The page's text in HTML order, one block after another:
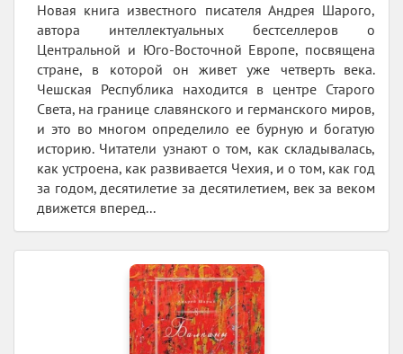
Новая книга известного писателя Андрея Шарого,
автора интеллектуальных бестселлеров о
Центральной и Юго-Восточной Европе, посвящена
стране, в которой он живет уже четверть века.
Чешская Республика находится в центре Старого
Света, на границе славянского и германского миров,
и это во многом определило ее бурную и богатую
историю. Читатели узнают о том, как складывалась,
как устроена, как развивается Чехия, и о том, как год
за годом, десятилетие за десятилетием, век за веком
движется вперед...